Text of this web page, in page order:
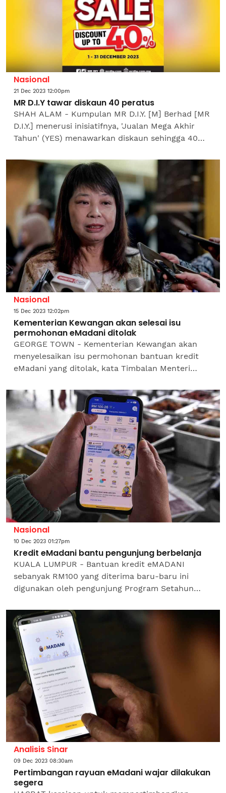
Nasional
21 Dec 2023 12:00pm
MR D.I.Y tawar diskaun 40 peratus
SHAH ALAM - Kumpulan MR D.I.Y. [M] Berhad [MR
D.I.Y.] menerusi inisiatifnya, 'Jualan Mega Akhir
Tahun' (YES) menawarkan diskaun sehingga 40
pelanggannya...
Nasional
15 Dec 2023 12:02pm
Kementerian Kewangan akan selesai isu
permohonan eMadani ditolak
GEORGE TOWN - Kementerian Kewangan akan
menyelesaikan isu permohonan bantuan kredit
eMadani yang ditolak, kata Timbalan Menteri
lebih banyak maklumat dan...
Nasional
10 Dec 2023 01:27pm
Kredit eMadani bantu pengunjung berbelanja
KUALA LUMPUR - Bantuan kredit eMADANI
sebanyak RM100 yang diterima baru-baru ini
digunakan oleh pengunjung Program Setahun
Nasional Bukit Jalil untuk...
Analisis Sinar
09 Dec 2023 08:30am
Pertimbangan rayuan eMadani wajar dilakukan
segera